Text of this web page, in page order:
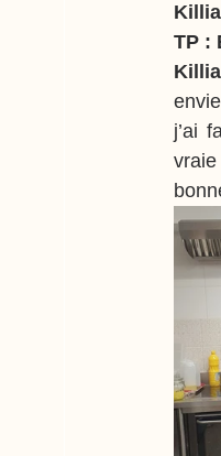
TP :
j’ai